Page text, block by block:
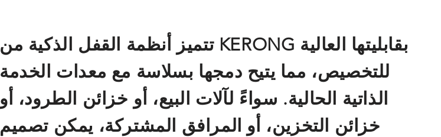
تتميز أنظمة القفل الذكية من KERONG بقابليتها العالية
للتخصيص، مما يتيح دمجها بسلاسة مع معدات الخدمة
الذاتية الحالية. سواءً لآلات البيع، أو خزائن الطرود، أو
خزائن التخزين، أو المرافق المشتركة، يمكن تصميم